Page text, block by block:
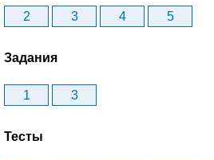
2 3 4 5
Задания
1 3
Тесты